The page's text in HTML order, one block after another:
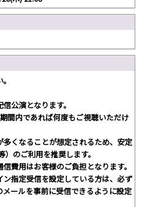
公演となります。
間内であれば何度もご視聴いただけ
くなることが想定されるため、安定
のご利用を推奨します。
費用はお客様のご負担となります。
指定受信を設定している方は、必ず
ールを事前に受信できるように設定